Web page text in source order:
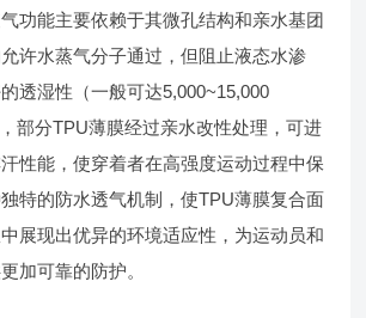
功能主要依赖于其微孔结构和亲水基团
许水蒸气分子通过，但阻止液态水渗
透湿性（一般可达5,000~15,000
部分TPU薄膜经过亲水改性处理，可进
性能，使穿着者在高强度运动过程中保
特的防水透气机制，使TPU薄膜复合面
展现出优异的环境适应性，为运动员和
加可靠的防护。